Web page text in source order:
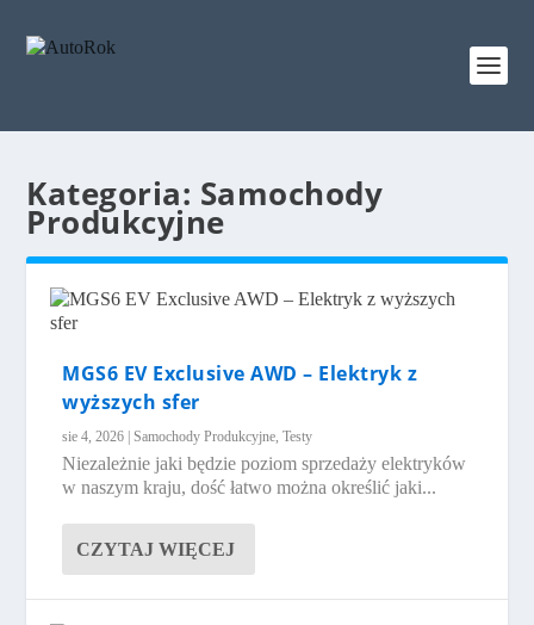
Kategoria: Samochody
Produkcyjne
MGS6 EV Exclusive AWD – Elektryk z
wyższych sfer
sie 4, 2026 |Samochody Produkcyjne,Testy
Niezależnie jaki będzie poziom sprzedaży elektryków
w naszym kraju, dość łatwo można określić jaki...
CZYTAJ WIĘCEJ